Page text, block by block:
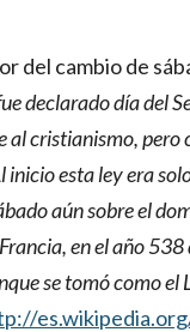
del cambio de
declarado día del
cristianismo, pero
inicio esta ley era
aún sobre el
en el año
se tomó como